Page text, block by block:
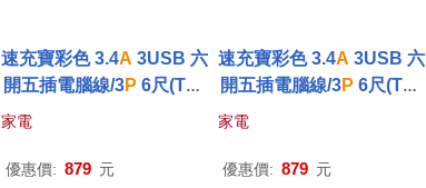
速充寶彩色 3.4A 3USB 六
開五插電腦線/3P 6尺(Typ
eA*2+TypeC*1)(顏色任
家電
優惠價: 879 元
速充寶彩色 3.4A 3USB 六
開五插電腦線/3P 6尺(Typ
eA*2+TypeC*1)(顏色任
家電
優惠價: 879 元